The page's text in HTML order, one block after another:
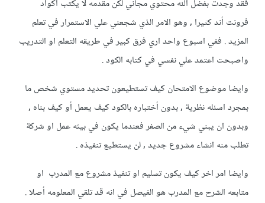
فقد وجدت بفضل الله محتوي مجاني لكن مقدمه لا يكتب أكواد
فرونت أند كثيرا , وهو الامر الذي شجعني علي الاستمرار في تعلم
المزيد . ففي اسبوع واحد اري فرق كبير في طريقه التعلم او التدريب
واصبحت اعتمد علي نفسي في كتابه الكود .
وايضا موضوع الامتحان كيف تستطيعون تحديد مستوي شخص ما
بمجرد اسئله نظرية , بدون أختباره بالكود كيف يعمل أو كيف بناه ,
وبدون ان يبني شيء من الصفر فعندما يكون في بيئه عمل او شركة
تطلب منه انشاء مشروع جديد , لن يستطيع تنفيذه .
وايضا امر اخر كيف يكون تسليم او تنفيذ مشروع مع المدرب او
متابعه الشرح مع المدرب هو الفيصل في انه قد تلقي المعلومه أصلا .